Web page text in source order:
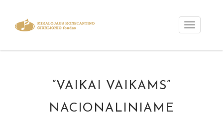
“VAIKAI VAIKAMS”
NACIONALINIAME